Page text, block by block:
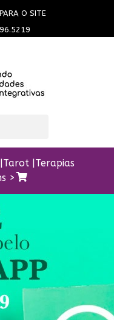
O SITE
Tarot Terapias
>